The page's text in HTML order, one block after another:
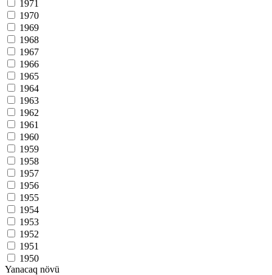
1971
1970
1969
1968
1967
1966
1965
1964
1963
1962
1961
1960
1959
1958
1957
1956
1955
1954
1953
1952
1951
1950
Yanacaq növü